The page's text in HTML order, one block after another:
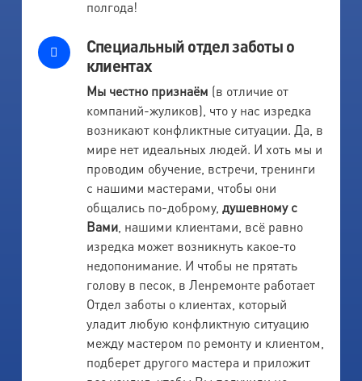
полгода!
Специальный отдел заботы о
клиентах
Мы честно признаём (в отличие от
компаний-жуликов), что у нас изредка
возникают конфликтные ситуации. Да, в
мире нет идеальных людей. И хоть мы и
проводим обучение, встречи, тренинги
с нашими мастерами, чтобы они
общались по-доброму, душевному с
Вами, нашими клиентами, всё равно
изредка может возникнуть какое-то
недопонимание. И чтобы не прятать
голову в песок, в Ленремонте работает
Отдел заботы о клиентах, который
уладит любую конфликтную ситуацию
между мастером по ремонту и клиентом,
подберет другого мастера и приложит